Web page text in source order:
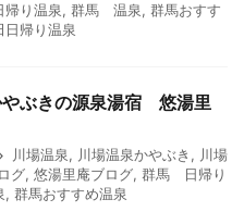
り温泉, 群馬 温泉, 群馬おすす
日帰り温泉
ぶきの源泉湯宿 悠湯里
川場温泉, 川場温泉かやぶき , 川場
グ, 悠湯里庵ブログ, 群馬 日帰り
, 群馬おすすめ温泉